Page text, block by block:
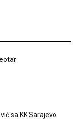
sa KK Sarajevo